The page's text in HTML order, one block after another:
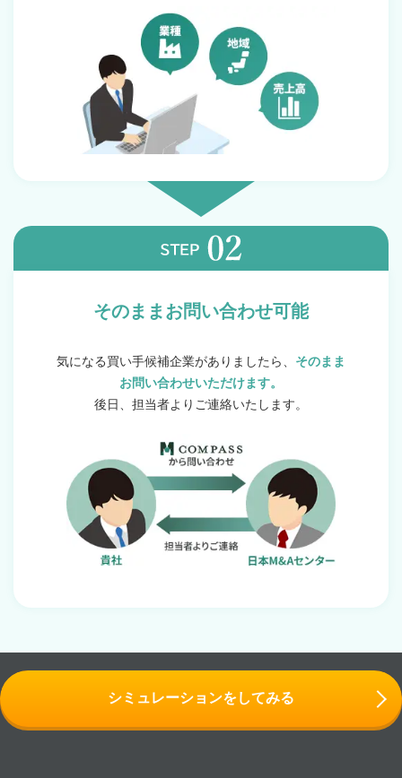
そのままお問い合わせ可能
気になる買い手候補企業がありましたら、 そのまま
お問い合わせいただけます。
後日、担当者よりご連絡いたします。
シミュレーションをしてみる